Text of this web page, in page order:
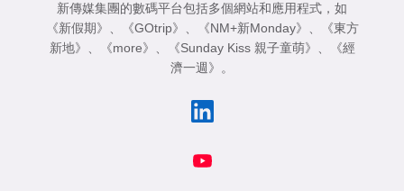
新傳媒集團的數碼平台包括多個網站和應用程式，如
《新假期》 、 《GOtrip》 、 《NM+新Monday》 、
《東方
新地》 、 《more》 、 《Sunday Kiss 親子童萌》 、
《經
濟一週》 。